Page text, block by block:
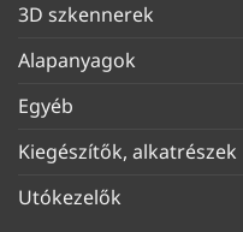
3D szkennerek
Alapanyagok
Egyéb
Kiegészítők, alkatrészek
Utókezelők